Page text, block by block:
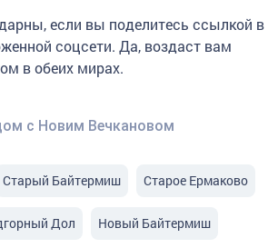
если вы поделитесь ссылкой в
соцсети. Да, воздаст вам
в обеих мирах.
с Новим Вечкановом
Старый Байтермиш Старое Ермаково
Дол Новый Байтермиш